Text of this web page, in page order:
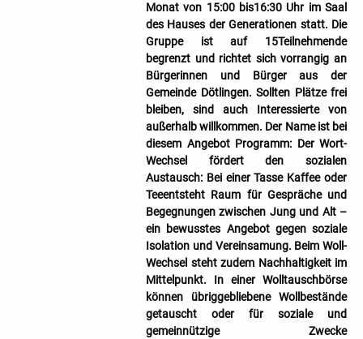
Monat von 15:00 bis16:30 Uhr im Saal
des Hauses der Generationen statt. Die
Gruppe ist auf 15Teilnehmende
begrenzt und richtet sich vorrangig an
Bürgerinnen und Bürger aus der
Gemeinde Dötlingen. Sollten Plätze frei
bleiben, sind auch Interessierte von
außerhalb willkommen. Der Name ist bei
diesem Angebot Programm: Der Wort-
Wechsel fördert den sozialen
Austausch: Bei einer Tasse Kaffee oder
Teeentsteht Raum für Gespräche und
Begegnungen zwischen Jung und Alt –
ein bewusstes Angebot gegen soziale
Isolation und Vereinsamung. Beim Woll-
Wechsel steht zudem Nachhaltigkeit im
Mittelpunkt. In einer Wolltauschbörse
können übriggebliebene Wollbestände
getauscht oder für soziale und
gemeinnützige Zwecke